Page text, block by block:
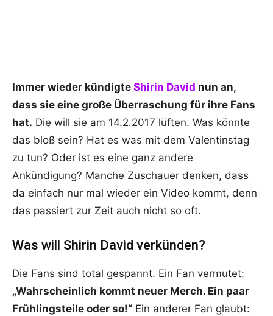
Immer wieder kündigte Shirin David nun an,
dass sie eine große Überraschung für ihre Fans
hat. Die will sie am 14.2.2017 lüften. Was könnte
das bloß sein? Hat es was mit dem Valentinstag
zu tun? Oder ist es eine ganz andere
Ankündigung? Manche Zuschauer denken, dass
da einfach nur mal wieder ein Video kommt, denn
das passiert zur Zeit auch nicht so oft.
Was will Shirin David verkünden?
Die Fans sind total gespannt. Ein Fan vermutet:
„Wahrscheinlich kommt neuer Merch. Ein paar
Frühlingsteile oder so!“ Ein anderer Fan glaubt: